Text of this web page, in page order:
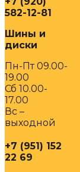
582-12-81
Шины и
диски
Пн-Пт 09.00-
19.00
Сб 10.00-
17.00
Вс –
выходной
+7 (951) 152
22 69